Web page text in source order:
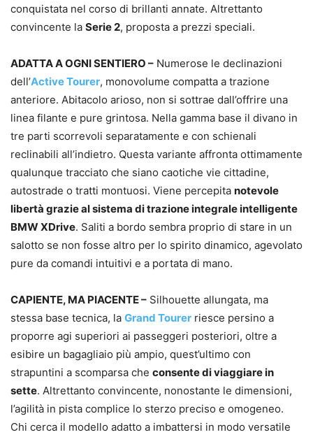
conquistata nel corso di brillanti annate. Altrettanto
convincente la Serie 2, proposta a prezzi speciali.
ADATTA A OGNI SENTIERO – Numerose le declinazioni
dell’Active Tourer, monovolume compatta a trazione
anteriore. Abitacolo arioso, non si sottrae dall’offrire una
linea filante e pure grintosa. Nella gamma base il divano in
tre parti scorrevoli separatamente e con schienali
reclinabili all’indietro. Questa variante affronta ottimamente
qualunque tracciato che siano caotiche vie cittadine,
autostrade o tratti montuosi. Viene percepita notevole
libertà grazie al sistema di trazione integrale intelligente
BMW XDrive. Saliti a bordo sembra proprio di stare in un
salotto se non fosse altro per lo spirito dinamico, agevolato
pure da comandi intuitivi e a portata di mano.
CAPIENTE, MA PIACENTE – Silhouette allungata, ma
stessa base tecnica, la Grand Tourer riesce persino a
proporre agi superiori ai passeggeri posteriori, oltre a
esibire un bagagliaio più ampio, quest’ultimo con
strapuntini a scomparsa che consente di viaggiare in
sette. Altrettanto convincente, nonostante le dimensioni,
l’agilità in pista complice lo sterzo preciso e omogeneo.
Chi cerca il modello adatto a imbattersi in modo versatile